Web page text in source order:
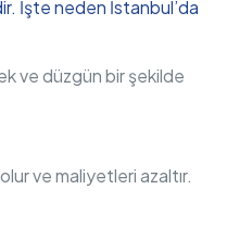
İşte neden İstanbul’da
ve düzgün bir şekilde
ve maliyetleri azaltır.